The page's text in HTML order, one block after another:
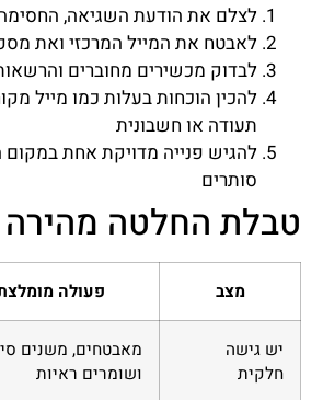
לצלם את הודעת השגיאה,
לאבטח את המייל המרכזי ואת
לבדוק מכשירים מחוברים
להכין הוכחות בעלות כמו מייל
תעודה או חשבונית
להגיש פנייה מדויקת אחת במקום
סותרים
טבלת החלטה מהירה
מצב פעולה
יש גישה
חלקית
מאבטחים, משנים
ושומרים ראיות